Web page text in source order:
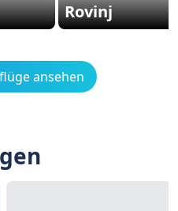
Rovinj
ansehen